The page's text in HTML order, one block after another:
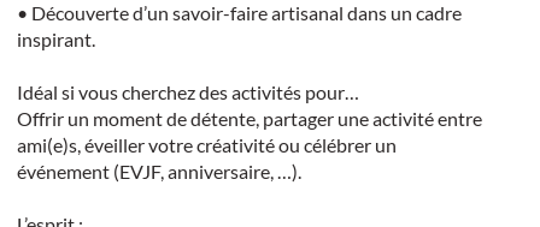
• Découverte d’un savoir-faire artisanal dans un cadre
inspirant.
Idéal si vous cherchez des activités pour…
Offrir un moment de détente, partager une activité entre
ami(e)s, éveiller votre créativité ou célébrer un
événement (EVJF, anniversaire, …).